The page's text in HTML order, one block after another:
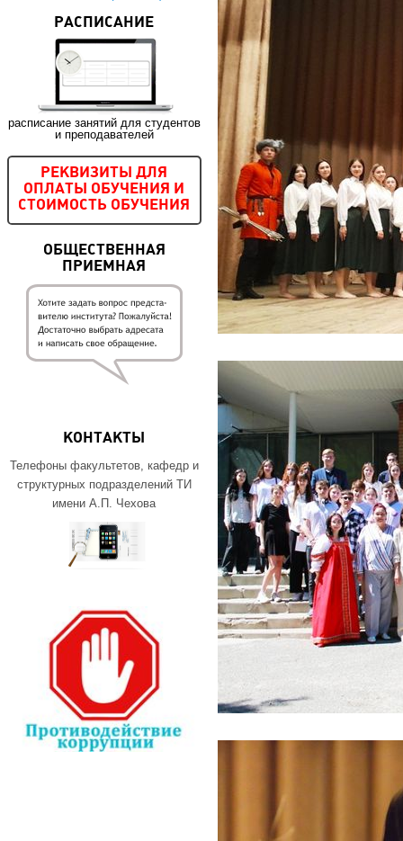
РАСПИСАНИЕ
расписание занятий для студентов
и преподавателей
РЕКВИЗИТЫ ДЛЯ
ОПЛАТЫ ОБУЧЕНИЯ И
СТОИМОСТЬ ОБУЧЕНИЯ
ОБЩЕСТВЕННАЯ
ПРИЕМНАЯ
КОНТАКТЫ
Телефоны факультетов, кафедр и
структурных подразделений ТИ
имени А.П. Чехова